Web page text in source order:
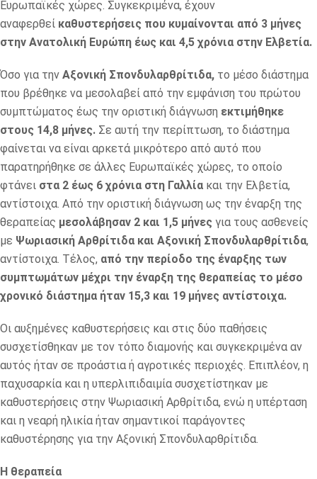
Ευρωπαϊκές χώρες. Συγκεκριμένα, έχουν
αναφερθεί καθυστερήσεις που κυμαίνονται από 3 μήνες
στην Ανατολική Ευρώπη έως και 4,5 χρόνια στην Ελβετία.
Όσο για την Αξονική Σπονδυλαρθρίτιδα, το μέσο διάστημα
που βρέθηκε να μεσολαβεί από την εμφάνιση του πρώτου
συμπτώματος έως την οριστική διάγνωση εκτιμήθηκε
στους 14,8 μήνες. Σε αυτή την περίπτωση, το διάστημα
φαίνεται να είναι αρκετά μικρότερο από αυτό που
παρατηρήθηκε σε άλλες Ευρωπαϊκές χώρες, το οποίο
φτάνει στα 2 έως 6 χρόνια στη Γαλλία και την Ελβετία,
αντίστοιχα. Από την οριστική διάγνωση ως την έναρξη της
θεραπείας μεσολάβησαν 2 και 1,5 μήνες για τους ασθενείς
με Ψωριασική Αρθρίτιδα και Αξονική Σπονδυλαρθρίτιδα,
αντίστοιχα. Τέλος, από την περίοδο της έναρξης των
συμπτωμάτων μέχρι την έναρξη της θεραπείας το μέσο
χρονικό διάστημα ήταν 15,3 και 19 μήνες αντίστοιχα.
Οι αυξημένες καθυστερήσεις και στις δύο παθήσεις
συσχετίσθηκαν με τον τόπο διαμονής και συγκεκριμένα αν
αυτός ήταν σε προάστια ή αγροτικές περιοχές. Επιπλέον, η
παχυσαρκία και η υπερλιπιδαιμία συσχετίστηκαν με
καθυστερήσεις στην Ψωριασική Αρθρίτιδα, ενώ η υπέρταση
και η νεαρή ηλικία ήταν σημαντικοί παράγοντες
καθυστέρησης για την Αξονική Σπονδυλαρθρίτιδα.
Η θεραπεία